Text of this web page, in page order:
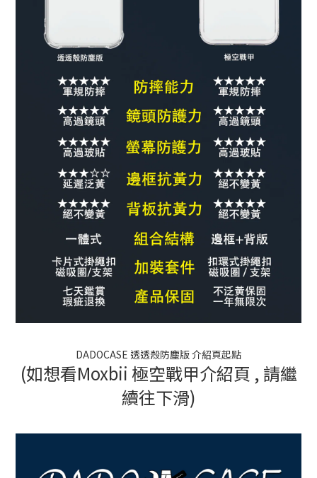
DADOCASE 透透殼防塵版 介紹頁起點
(如想看Moxbii 極空戰甲介紹頁 , 請繼
續往下滑)